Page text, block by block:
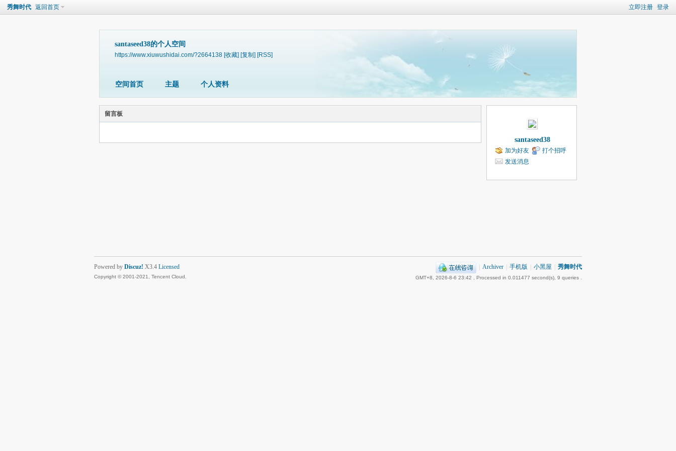
立即注册 登录
秀舞时代 返回首页
santaseed38的个人空间
https://www.xiuwushidai.com/?2664138 [收藏] [复制] [RSS]
空间首页 主题 个人资料
留言板
santaseed38
加为好友
打个招呼
发送消息
Archiver 手机版 小黑屋 秀舞时代
GMT+8, 2026-8-6 23:42 , Processed in 0.011477 second(s), 9 queries .
Powered by Discuz! X3.4 Licensed
Copyright © 2001-2021, Tencent Cloud.